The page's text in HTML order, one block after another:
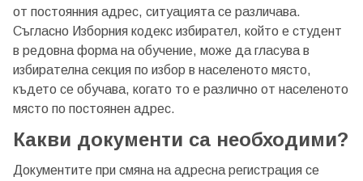
от постоянния адрес, ситуацията се различава.
Съгласно Изборния кодекс избирател, който е студент
в редовна форма на обучение, може да гласува в
избирателна секция по избор в населеното място,
където се обучава, когато то е различно от населеното
място по постоянен адрес.
Какви документи са необходими?
Документите при смяна на адресна регистрация се